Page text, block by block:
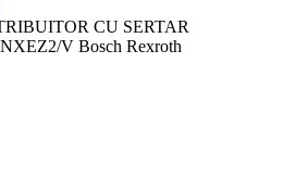
CU SERTAR
V Bosch Rexroth